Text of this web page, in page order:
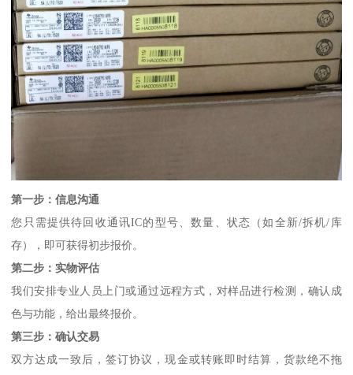
第一步：信息沟通
您只需提供待回收通讯IC的型号、数量、状态（如全新/拆机/库
存），即可获得初步报价。
第二步：实物评估
我们安排专业人员上门或通过远程方式，对样品进行检测，确认成
色与功能，给出最终报价。
第三步：确认交易
双方达成一致后，签订协议，现金或转账即时结算，货款绝不拖